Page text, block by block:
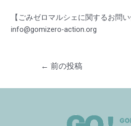
【ごみゼロマルシェに関するお問い
info@gomizero-action.org
← 前の投稿